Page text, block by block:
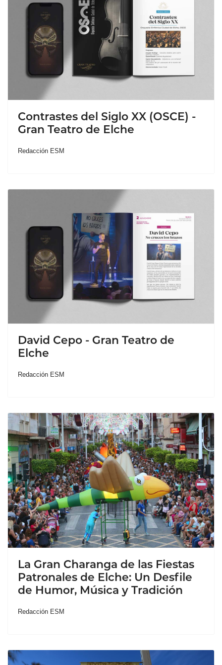
Contrastes del Siglo XX (OSCE) -
Gran Teatro de Elche
Redacción ESM
David Cepo - Gran Teatro de
Elche
Redacción ESM
La Gran Charanga de las Fiestas
Patronales de Elche: Un Desfile
de Humor, Música y Tradición
Redacción ESM